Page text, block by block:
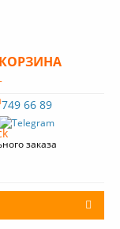
66 89
заказа
КОРЗИНА